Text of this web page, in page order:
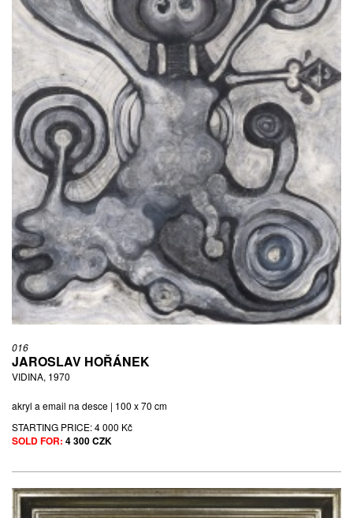
016
JAROSLAV HOŘÁNEK
VIDINA, 1970
akryl a email na desce | 100 x 70 cm
STARTING PRICE:4 000 Kč
SOLD FOR: 4 300 CZK